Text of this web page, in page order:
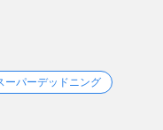
ーパーデッドニング